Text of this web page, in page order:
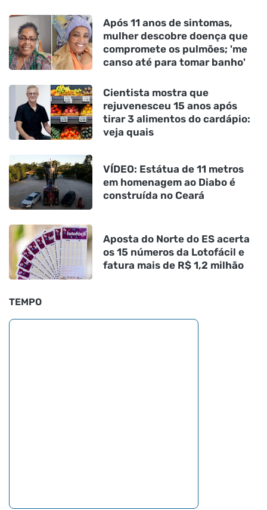
Após 11 anos de sintomas,
mulher descobre doença que
compromete os pulmões; 'me
canso até para tomar banho'
Cientista mostra que
rejuvenesceu 15 anos após
tirar 3 alimentos do cardápio:
veja quais
VÍDEO: Estátua de 11 metros
em homenagem ao Diabo é
construída no Ceará
Aposta do Norte do ES acerta
os 15 números da Lotofácil e
fatura mais de R$ 1,2 milhão
TEMPO